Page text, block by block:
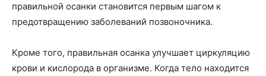
правильной осанки становится первым шагом к
предотвращению заболеваний позвоночника.
Кроме того, правильная осанка улучшает циркуляцию
крови и кислорода в организме. Когда тело находится